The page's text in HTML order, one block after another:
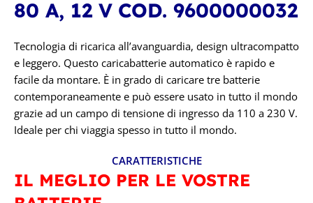
80 A, 12 V COD. 9600000032
Tecnologia di ricarica all’avanguardia, design ultracompatto
e leggero. Questo caricabatterie automatico è rapido e
facile da montare. È in grado di caricare tre batterie
contemporaneamente e può essere usato in tutto il mondo
grazie ad un campo di tensione di ingresso da 110 a 230 V.
Ideale per chi viaggia spesso in tutto il mondo.
CARATTERISTICHE
IL MEGLIO PER LE VOSTRE
TENSIONE IN VOLT
12V